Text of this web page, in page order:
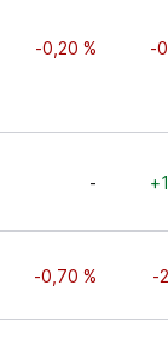
-0,20 % -
-
-0,70 % -